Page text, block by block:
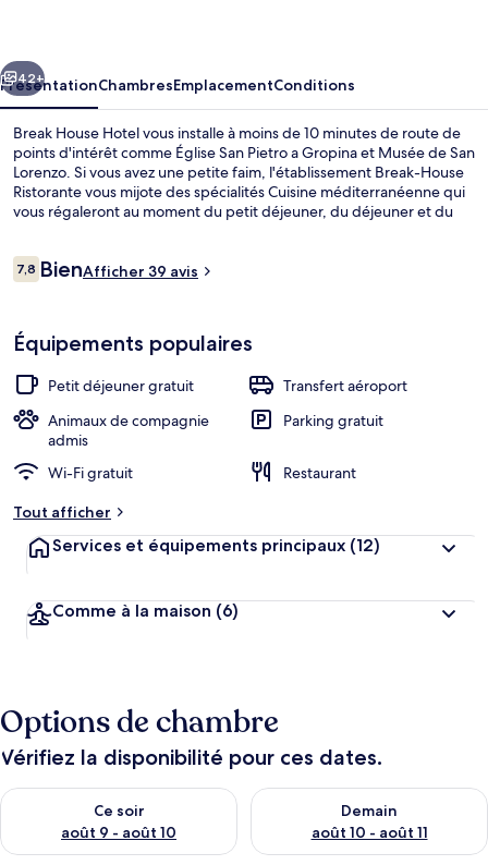
Suivant
42+
PrésentationChambresEmplacementConditions
Break House Hotel vous installe à moins de 10 minutes de route de
points d'intérêt comme Église San Pietro a Gropina et Musée de San
Lorenzo. Si vous avez une petite faim, l'établissement Break-House
Ristorante vous mijote des spécialités Cuisine méditerranéenne qui
vous régaleront au moment du petit déjeuner, du déjeuner et du
terrasse.
Avis
voyageurs
7,87,8 sur 10
BienAfficher 39 avis
Équipements populaires
Petit déjeuner gratuit
Transfert aéroport
Animaux de compagnie
admis
Parking gratuit
Wi-Fi gratuit
Restaurant
Tout afficher
Services et équipements principaux (12)
Comme à la maison (6)
Options de chambre
Vérifiez la disponibilité pour ces dates.
Ce soir
août 9 - août 10
Vérifier la disponibilité pour ce soir août 9 - août 10
Demain
août 10 - août 11
Vérifier la disponibilité pour